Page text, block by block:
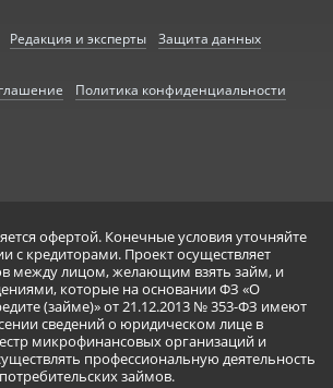
Редакция и эксперты Защита данных
Политика конфиденциальности
офертой. Конечные условия уточняйте
кредиторами. Проект осуществляет
между лицом, желающим взять займ, и
которые на основании ФЗ «О
(займе)» от 21.12.2013 № 353-ФЗ имеют
сведений о юридическом лице в
микрофинансовых организаций и
профессиональную деятельность
займов.